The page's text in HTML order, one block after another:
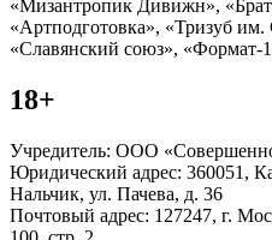
«Мизантропик Дивижн»,
«Артподготовка», «Тризуб
«Славянский союз», «Формат-
18+
Учредитель: ООО
Юридический адрес: 360051,
Нальчик, ул. Пачева, д. 36
Почтовый адрес: 127247, г.